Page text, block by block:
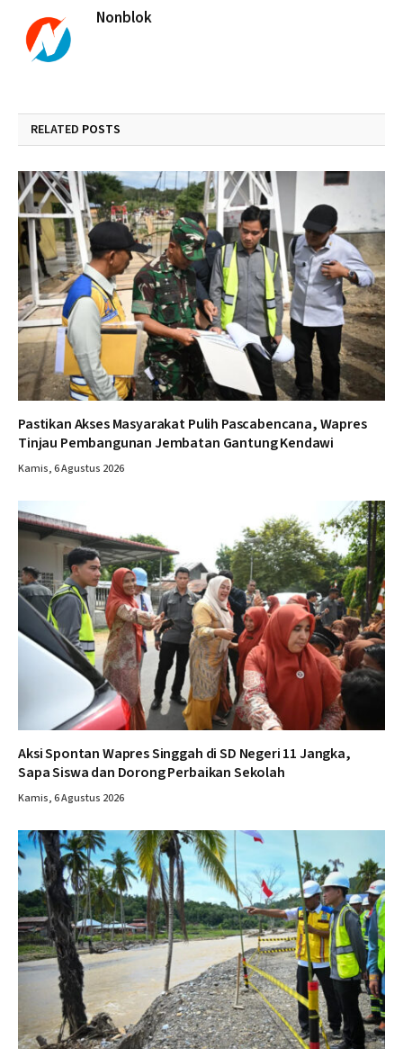
Nonblok
RELATED POSTS
Pastikan Akses Masyarakat Pulih Pascabencana, Wapres
Tinjau Pembangunan Jembatan Gantung Kendawi
Kamis, 6 Agustus 2026
Aksi Spontan Wapres Singgah di SD Negeri 11 Jangka,
Sapa Siswa dan Dorong Perbaikan Sekolah
Kamis, 6 Agustus 2026